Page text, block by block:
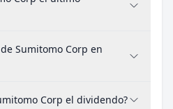
Sumitomo Corp en
Corp el dividendo?